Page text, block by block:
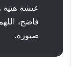
عيشة هنية
فاضح،
صبوره.